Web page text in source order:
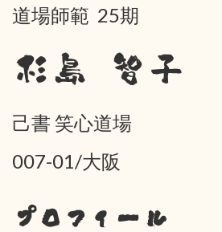
道場師範 25期
杉島 智子
己書 笑心道場
007-01/大阪
プロフィール